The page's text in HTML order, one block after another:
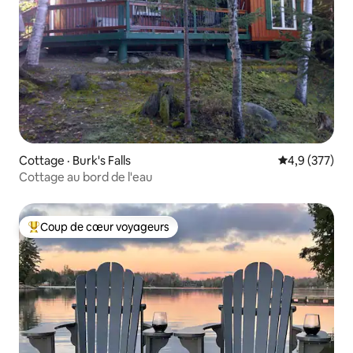
Cottage · Burk's Falls Note
4,9 (377)
Cottage au bord de l'eau
Coup de cœur voyageurs parmi les plus aimés
Coup de cœur voyageurs